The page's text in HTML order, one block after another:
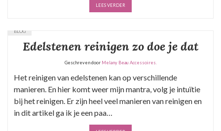
LEES VERDER
BLOG
Edelstenen reinigen zo doe je dat
Geschreven door Melany Beau Accessoires.
Het reinigen van edelstenen kan op verschillende
manieren. En hier komt weer mijn mantra, volg je intuïtie
bij het reinigen. Er zijn heel veel manieren van reinigen en
in dit artikel ga ik je een paa…